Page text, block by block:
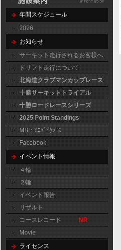
年間スケジュール
2026
お知らせ
サーキット走行されるお客様へ
ドリフト走行について
北海道クラブマンカップレース
十勝サーキットトライアル
十勝ロードレースシリーズ
2025 Point Standings
MB：ﾐﾆﾊﾞｲｸﾚｰｽ
Facebook
イベント情報
４輪
２輪
イベント報告
リザルト
コースレコード
NR
Movie
ライセンス